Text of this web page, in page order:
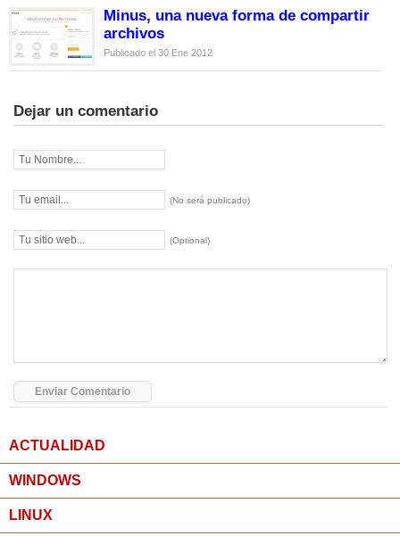
Minus, una nueva forma de compartir
archivos
Publicado el 30 Ene 2012
Dejar un comentario
(No será publicado)
(Optional)
ACTUALIDAD
WINDOWS
LINUX